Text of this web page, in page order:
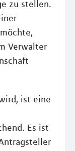
zu stellen.
Verwalter
ist eine
Es ist